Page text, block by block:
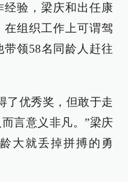
经验，梁庆和出任康
在组织工作上可谓驾
领58名同龄人赶往
了优秀奖，但敢于走
言意义非凡。”梁庆
大就丢掉拼搏的勇